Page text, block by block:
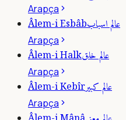
Arapça
Âlem-i Esbâbعالم اسباب
Arapça
Âlem-i Halkعالم خلق
Arapça
Âlem-i Kebîrعالم كبير
Arapça